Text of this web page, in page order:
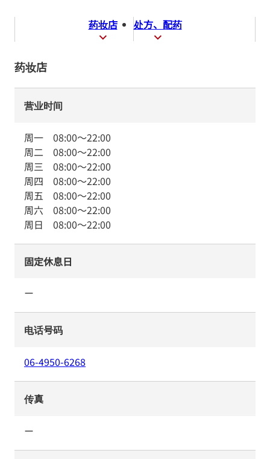
药妆店 处方、配药
药妆店
营业时间
周一 08:00～22:00
周二 08:00～22:00
周三 08:00～22:00
周四 08:00～22:00
周五 08:00～22:00
周六 08:00～22:00
周日 08:00～22:00
固定休息日
ー
电话号码
06-4950-6268
传真
ー